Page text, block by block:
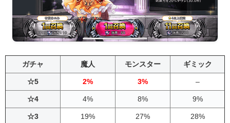
ガチャ 魔人 モンスター ギミック
☆5 2% 3% –
☆4 4% 8% 9%
☆3 19% 27% 28%